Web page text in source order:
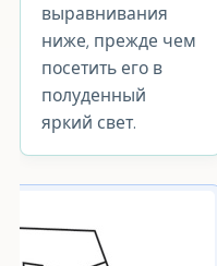
выравнивания
ниже, прежде чем
посетить его в
полуденный
яркий свет.